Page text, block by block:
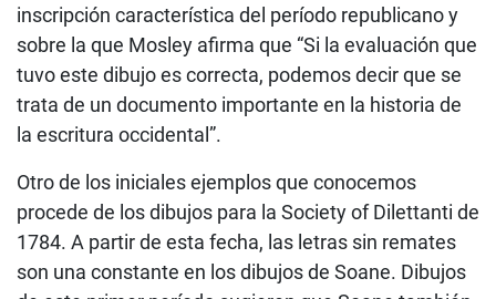
inscripción característica del período republicano y
sobre la que Mosley afirma que “Si la evaluación que
tuvo este dibujo es correcta, podemos decir que se
trata de un documento importante en la historia de
la escritura occidental”.
Otro de los iniciales ejemplos que conocemos
procede de los dibujos para la Society of Dilettanti de
1784. A partir de esta fecha, las letras sin remates
son una constante en los dibujos de Soane. Dibujos